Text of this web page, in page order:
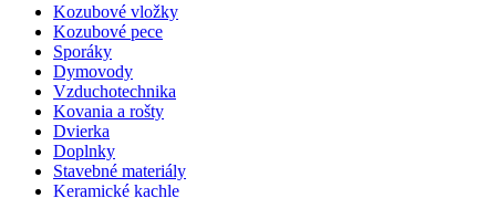
Kozubové vložky
Kozubové pece
Sporáky
Dymovody
Vzduchotechnika
Kovania a rošty
Dvierka
Doplnky
Stavebné materiály
Keramické kachle